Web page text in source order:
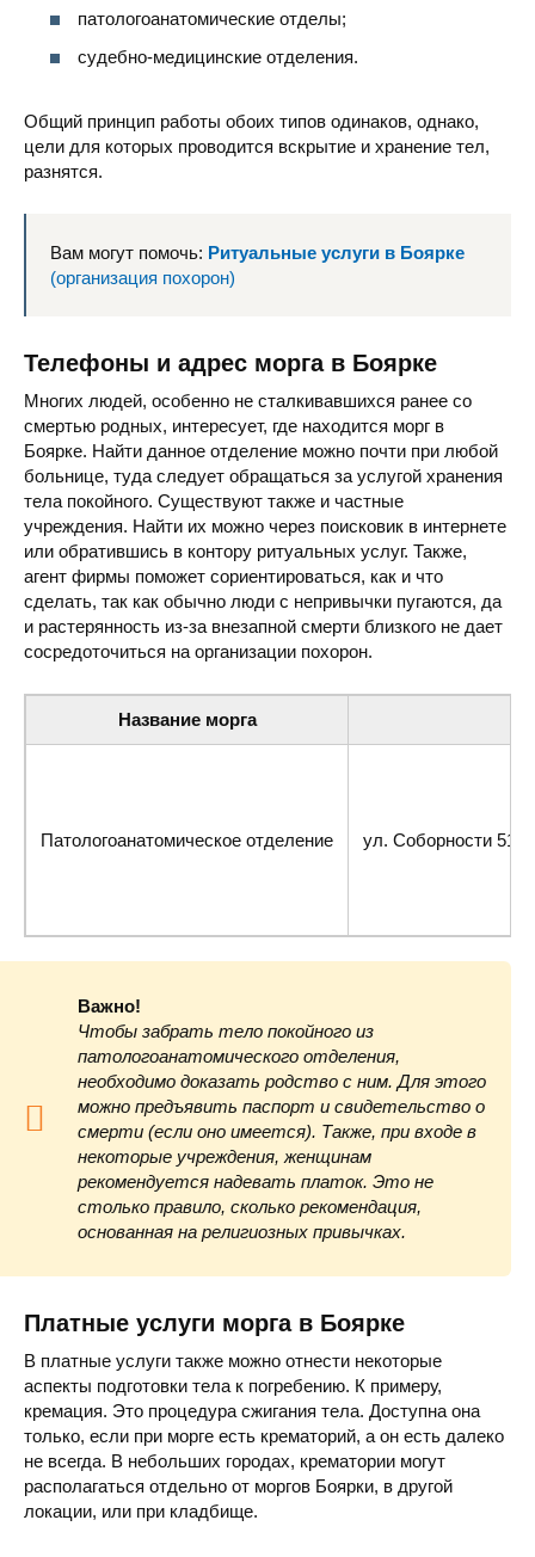
патологоанатомические отделы;
судебно-медицинские отделения.
Общий принцип работы обоих типов одинаков, однако,
цели для которых проводится вскрытие и хранение тел,
разнятся.
Вам могут помочь: Ритуальные услуги в Боярке
(организация похорон)
Телефоны и адрес морга в Боярке
Многих людей, особенно не сталкивавшихся ранее со
смертью родных, интересует, где находится морг в
Боярке. Найти данное отделение можно почти при любой
больнице, туда следует обращаться за услугой хранения
тела покойного. Существуют также и частные
учреждения. Найти их можно через поисковик в интернете
или обратившись в контору ритуальных услуг. Также,
агент фирмы поможет сориентироваться, как и что
сделать, так как обычно люди с непривычки пугаются, да
и растерянность из-за внезапной смерти близкого не дает
сосредоточиться на организации похорон.
Название морга
Патологоанатомическое отделение ул. Соборности 51,
Важно!
Чтобы забрать тело покойного из
патологоанатомического отделения,
необходимо доказать родство с ним. Для этого
можно предъявить паспорт и свидетельство о
смерти (если оно имеется). Также, при входе в
некоторые учреждения, женщинам
рекомендуется надевать платок. Это не
столько правило, сколько рекомендация,
основанная на религиозных привычках.
Платные услуги морга в Боярке
В платные услуги также можно отнести некоторые
аспекты подготовки тела к погребению. К примеру,
кремация. Это процедура сжигания тела. Доступна она
только, если при морге есть крематорий, а он есть далеко
не всегда. В небольших городах, крематории могут
располагаться отдельно от моргов Боярки, в другой
локации, или при кладбище.